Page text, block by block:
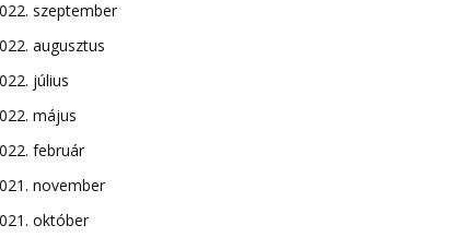
szeptember
augusztus
július
május
február
november
október